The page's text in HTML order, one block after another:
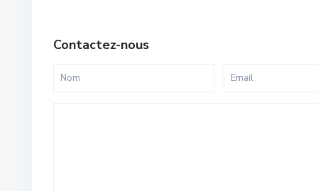
Contactez-nous